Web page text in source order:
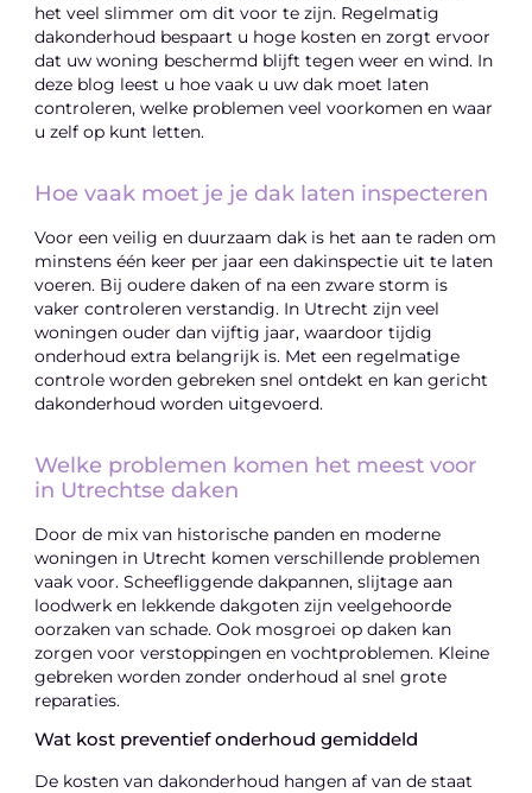
het veel slimmer om dit voor te zijn. Regelmatig
dakonderhoud bespaart u hoge kosten en zorgt ervoor
dat uw woning beschermd blijft tegen weer en wind. In
deze blog leest u hoe vaak u uw dak moet laten
controleren, welke problemen veel voorkomen en waar
u zelf op kunt letten.
Hoe vaak moet je je dak laten inspecteren
Voor een veilig en duurzaam dak is het aan te raden om
minstens één keer per jaar een dakinspectie uit te laten
voeren. Bij oudere daken of na een zware storm is
vaker controleren verstandig. In Utrecht zijn veel
woningen ouder dan vijftig jaar, waardoor tijdig
onderhoud extra belangrijk is. Met een regelmatige
controle worden gebreken snel ontdekt en kan gericht
dakonderhoud worden uitgevoerd.
Welke problemen komen het meest voor
in Utrechtse daken
Door de mix van historische panden en moderne
woningen in Utrecht komen verschillende problemen
vaak voor. Scheefliggende dakpannen, slijtage aan
loodwerk en lekkende dakgoten zijn veelgehoorde
oorzaken van schade. Ook mosgroei op daken kan
zorgen voor verstoppingen en vochtproblemen. Kleine
gebreken worden zonder onderhoud al snel grote
reparaties.
Wat kost preventief onderhoud gemiddeld
De kosten van dakonderhoud hangen af van de staat